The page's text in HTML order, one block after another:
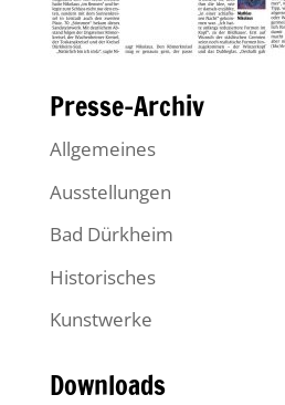
Presse-Archiv
Allgemeines
Ausstellungen
Bad Dürkheim
Historisches
Kunstwerke
Downloads